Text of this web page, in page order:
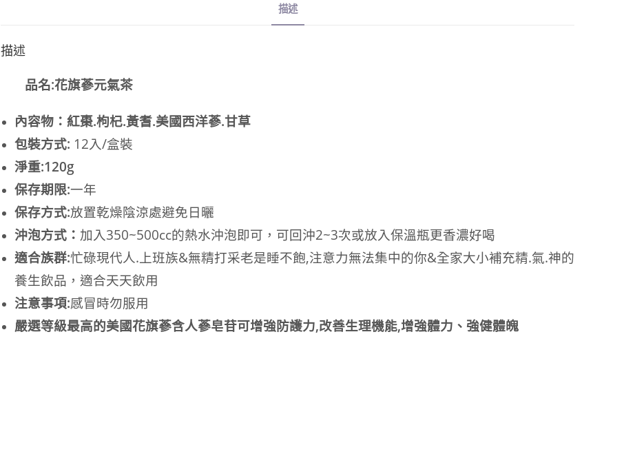
描述
描述
品名:花旗蔘元氣茶
內容物：紅棗.枸杞.黃耆.美國西洋蔘.甘草
包裝方式: 12入/盒裝
淨重:120g
保存期限:一年
保存方式:放置乾燥陰涼處避免日曬
沖泡方式： 加入350~500cc的熱水沖泡即可，可回沖2~3次或放入保溫瓶更香濃好喝
適合族群:忙碌現代人.上班族&無精打采老是睡不飽,注意力無法集中的你&全家大小補充精.氣.神的
養生飲品，適合天天飲用
注意事項:感冒時勿服用
嚴選等級最高的美國花旗蔘含人蔘皂苷可增強防護力,改善生理機能,增強體力、強健體魄